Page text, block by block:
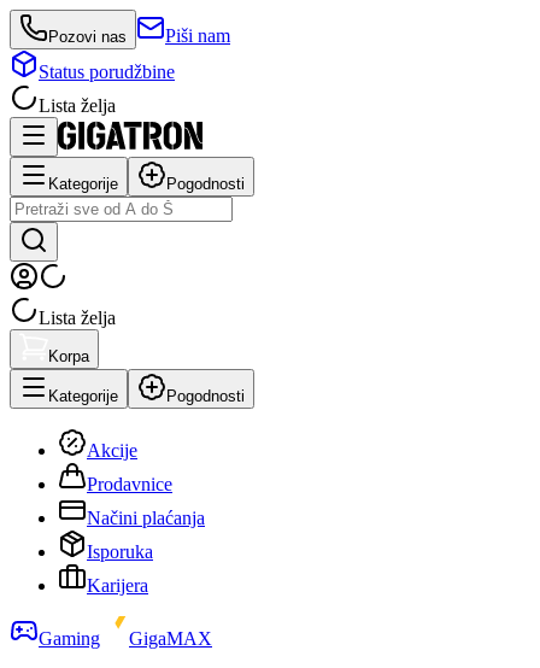
Pozovi nas
Piši nam
Status porudžbine
Lista želja
Kategorije Pogodnosti
Lista želja
Korpa
Kategorije Pogodnosti
Akcije
Prodavnice
Načini plaćanja
Isporuka
Karijera
Gaming
GigaMAX